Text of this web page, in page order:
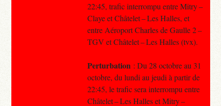
22:45, trafic interrompu entre Mitry –
Claye et Châtelet – Les Halles, et
entre Aéroport Charles de Gaulle 2 –
TGV et Châtelet – Les Halles (tvx).
Perturbation : Du 28 octobre au 31
octobre, du lundi au jeudi à partir de
22:45, le trafic sera interrompu entre
Châtelet – Les Halles et Mitry –